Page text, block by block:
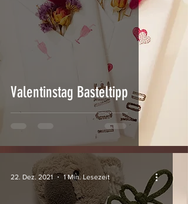
Valentinstag Basteltipp
22. Dez. 2021 1 Min. Lesezeit